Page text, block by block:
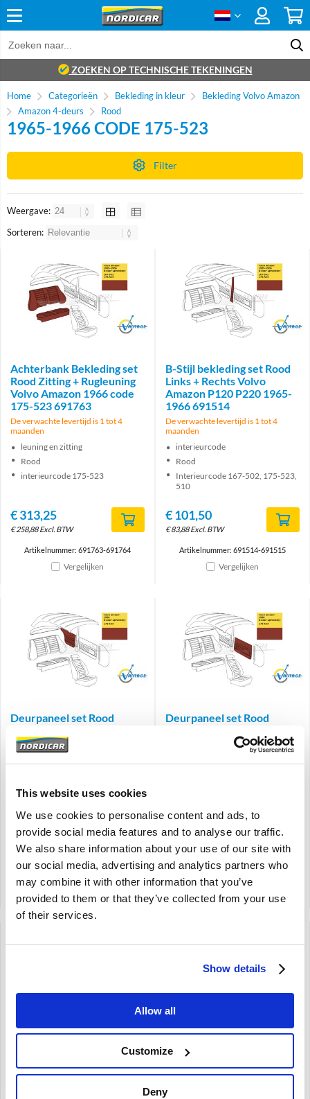
This website uses cookies
We use cookies to personalise content and ads, to
provide social media features and to analyse our traffic.
We also share information about your use of our site with
our social media, advertising and analytics partners who
may combine it with other information that you’ve
provided to them or that they’ve collected from your use
of their services.
Show details
Allow all
Customize
Deny
ZOEKEN OP TECHNISCHE TEKENINGEN
Home Categorieën Bekleding in kleur
Bekleding Volvo Amazon
Amazon 4-deurs
Rood
1965-1966 CODE 175-523
Filter
Weergave:
Sorteren:
Brand
Achterbank Bekleding set
Rood Zitting + Rugleuning
Volvo Amazon 1966 code
175-523 691763
De verwachte levertijd is 1 tot 4
maanden
leuning en zitting
Rood
interieurcode 175-523
€313,25
€258,88 Excl. BTW
Artikelnummer: 691763-691764
Vergelijken
Brand
B-Stijl bekleding set Rood
Links + Rechts Volvo
Amazon P120 P220 1965-
1966 691514
De verwachte levertijd is 1 tot 4
maanden
interieurcode
Rood
Interieurcode 167-502, 175-523,
510
€101,50
€83,88 Excl. BTW
Artikelnummer: 691514-691515
Vergelijken
Brand
Deurpaneel set Rood
Volvo Amazon P120 P220
1965-1966 691811
Amazon 4-deurs Amazon-combi
interieurcode 175-523, 514-536
€191,50
158,26Excl. BTW
Brand
Deurpaneel set Rood
Volvo Amazon P120 220
1965-1966 691805
interieurcode 175-523, 514-536
€184,00
€152,07 Excl. BTW
Artikelnummer: 691805-691806
Vergelijken
rood Volvo Amazon rood
met zwart 692662
Brand
Zitting + Rugleuning (1
stoel) Volvo Amazon code
167-502 175-523 416-514
420-532 510-518 691434